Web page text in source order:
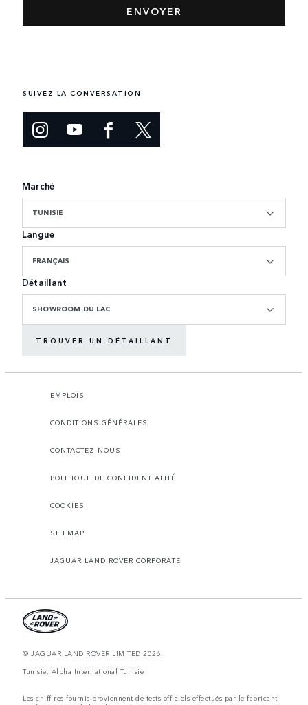
SUIVEZ LA CONVERSATION
Marché
TUNISIE
Langue
FRANÇAIS
Détaillant
SHOWROOM DU LAC
TROUVER UN DÉTAILLANT
EMPLOIS
CONDITIONS GÉNÉRALES
CONTACTEZ-NOUS
POLITIQUE DE CONFIDENTIALITÉ
COOKIES
SITEMAP
JAGUAR LAND ROVER CORPORATE
© JAGUAR LAND ROVER LIMITED 2026.
Tunisie, Alpha International Tunisie
Les chiff res fournis proviennent de tests officiels effectués par le fabricant